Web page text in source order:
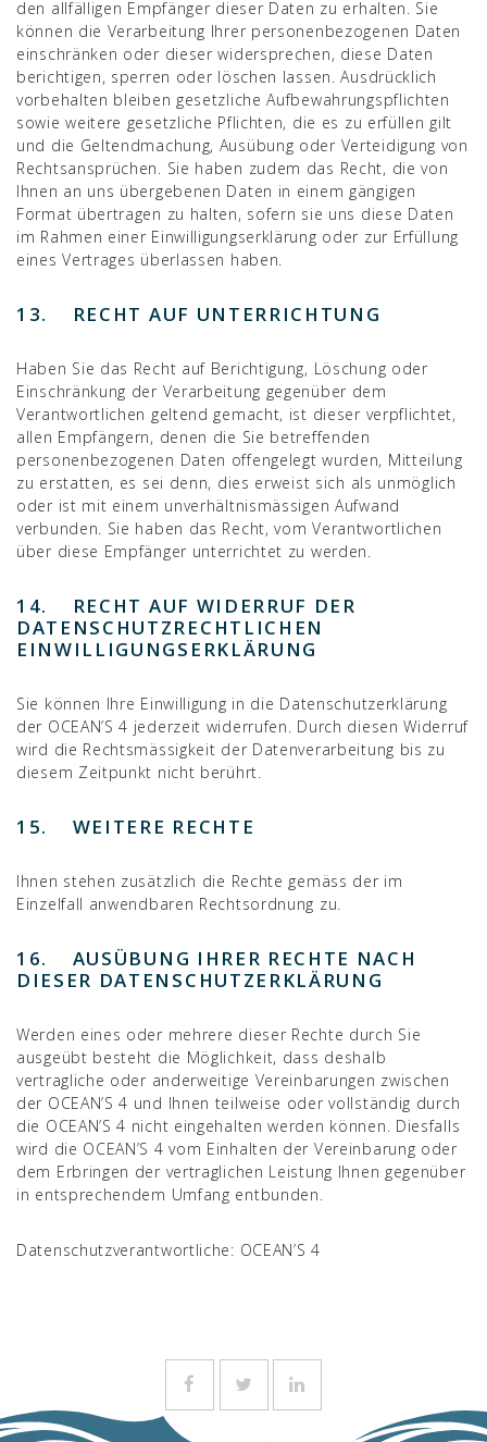
den allfälligen Empfänger dieser Daten zu erhalten. Sie
können die Verarbeitung Ihrer personenbezogenen Daten
einschränken oder dieser widersprechen, diese Daten
berichtigen, sperren oder löschen lassen. Ausdrücklich
vorbehalten bleiben gesetzliche Aufbewahrungspflichten
sowie weitere gesetzliche Pflichten, die es zu erfüllen gilt
und die Geltendmachung, Ausübung oder Verteidigung von
Rechtsansprüchen. Sie haben zudem das Recht, die von
Ihnen an uns übergebenen Daten in einem gängigen
Format übertragen zu halten, sofern sie uns diese Daten
im Rahmen einer Einwilligungserklärung oder zur Erfüllung
eines Vertrages überlassen haben.
13. RECHT AUF UNTERRICHTUNG
Haben Sie das Recht auf Berichtigung, Löschung oder
Einschränkung der Verarbeitung gegenüber dem
Verantwortlichen geltend gemacht, ist dieser verpflichtet,
allen Empfängern, denen die Sie betreffenden
personenbezogenen Daten offengelegt wurden, Mitteilung
zu erstatten, es sei denn, dies erweist sich als unmöglich
oder ist mit einem unverhältnismässigen Aufwand
verbunden. Sie haben das Recht, vom Verantwortlichen
über diese Empfänger unterrichtet zu werden.
14. RECHT AUF WIDERRUF DER
DATENSCHUTZRECHTLICHEN
EINWILLIGUNGSERKLÄRUNG
Sie können Ihre Einwilligung in die Datenschutzerklärung
der OCEAN’S 4 jederzeit widerrufen. Durch diesen Widerruf
wird die Rechtsmässigkeit der Datenverarbeitung bis zu
diesem Zeitpunkt nicht berührt.
15. WEITERE RECHTE
Ihnen stehen zusätzlich die Rechte gemäss der im
Einzelfall anwendbaren Rechtsordnung zu.
16. AUSÜBUNG IHRER RECHTE NACH
DIESER DATENSCHUTZERKLÄRUNG
Werden eines oder mehrere dieser Rechte durch Sie
ausgeübt besteht die Möglichkeit, dass deshalb
vertragliche oder anderweitige Vereinbarungen zwischen
der OCEAN’S 4 und Ihnen teilweise oder vollständig durch
die OCEAN’S 4 nicht eingehalten werden können. Diesfalls
wird die OCEAN’S 4 vom Einhalten der Vereinbarung oder
dem Erbringen der vertraglichen Leistung Ihnen gegenüber
in entsprechendem Umfang entbunden.
Datenschutzverantwortliche: OCEAN’S 4